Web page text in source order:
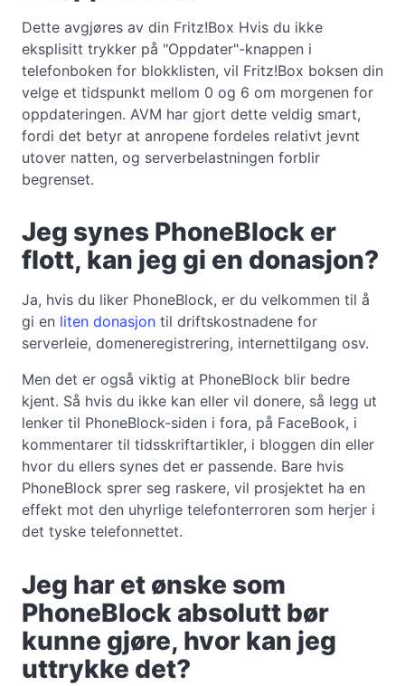
Dette avgjøres av din Fritz!Box Hvis du ikke
eksplisitt trykker på "Oppdater"-knappen i
telefonboken for blokklisten, vil Fritz!Box boksen din
velge et tidspunkt mellom 0 og 6 om morgenen for
oppdateringen. AVM har gjort dette veldig smart,
fordi det betyr at anropene fordeles relativt jevnt
utover natten, og serverbelastningen forblir
begrenset.
Jeg synes PhoneBlock er
flott, kan jeg gi en donasjon?
Ja, hvis du liker PhoneBlock, er du velkommen til å
gi en liten donasjon til driftskostnadene for
serverleie, domeneregistrering, internettilgang osv.
Men det er også viktig at PhoneBlock blir bedre
kjent. Så hvis du ikke kan eller vil donere, så legg ut
lenker til PhoneBlock-siden i fora, på FaceBook, i
kommentarer til tidsskriftartikler, i bloggen din eller
hvor du ellers synes det er passende. Bare hvis
PhoneBlock sprer seg raskere, vil prosjektet ha en
effekt mot den uhyrlige telefonterroren som herjer i
det tyske telefonnettet.
Jeg har et ønske som
PhoneBlock absolutt bør
kunne gjøre, hvor kan jeg
uttrykke det?